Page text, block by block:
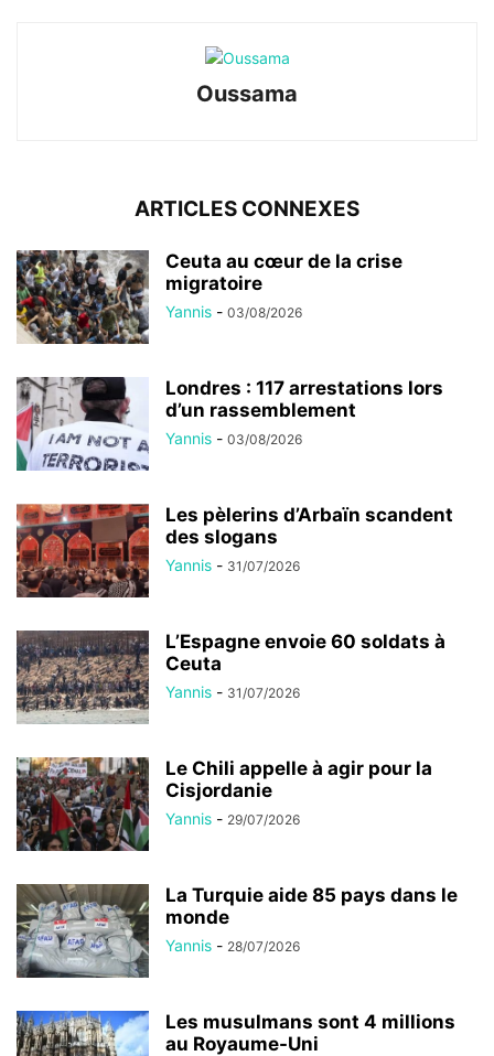
Oussama
ARTICLES CONNEXES
Ceuta au cœur de la crise
migratoire
Yannis - 03/08/2026
Londres : 117 arrestations lors
d’un rassemblement
Yannis - 03/08/2026
Les pèlerins d’Arbaïn scandent
des slogans
Yannis - 31/07/2026
L’Espagne envoie 60 soldats à
Ceuta
Yannis - 31/07/2026
Le Chili appelle à agir pour la
Cisjordanie
Yannis - 29/07/2026
La Turquie aide 85 pays dans le
monde
Yannis - 28/07/2026
Les musulmans sont 4 millions
au Royaume-Uni